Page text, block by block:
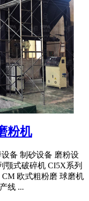
粉机
备 制砂设备 磨粉设
颚式破碎机 CI5X系列
欧式粗粉磨 球磨机
线 ...